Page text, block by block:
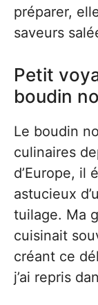
préparer,
saveurs
Petit
boudin
Le boudin
culinaires
d’Europe, il
astucieux
tuilage. Ma
cuisinait
créant ce
j’ai repris